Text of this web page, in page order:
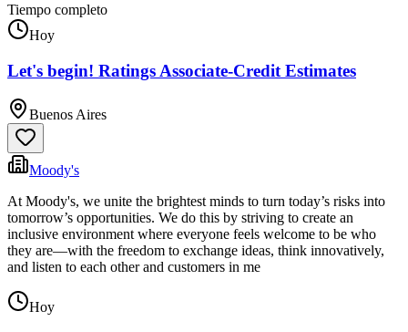
Tiempo completo
Hoy
Let's begin! Ratings Associate-Credit Estimates
Buenos Aires
Moody's
At Moody's, we unite the brightest minds to turn today’s risks into
tomorrow’s opportunities. We do this by striving to create an
inclusive environment where everyone feels welcome to be who
they are—with the freedom to exchange ideas, think innovatively,
and listen to each other and customers in me
Hoy